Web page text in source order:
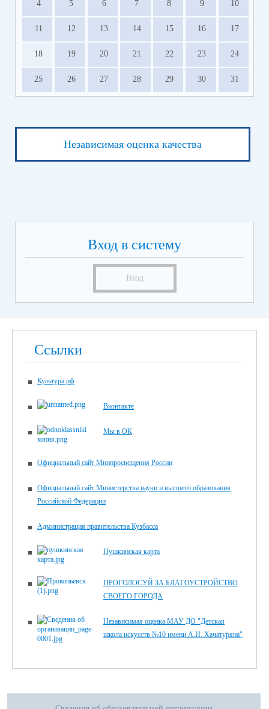
4 5 6 7 8 9 10
11 12 13 14 15 16 17
18 19 20 21 22 23 24
25 26 27 28 29 30 31
Независимая оценка качества
Вход в систему
Вход
Ссылки
Культура.рф
Вконтакте
Мы в ОК
Официальный сайт Минпросвещения России
Официальный сайт Министерства науки и высшего образования
Российской Федерации
Администрация правительства Кузбасса
Пушкинская карта
ПРОГОЛОСУЙ ЗА БЛАГОУСТРОЙСТВО
СВОЕГО ГОРОДА
Независимая оценка МАУ ДО "Детская
школа искусств №10 имени А.И. Хачатуряна"